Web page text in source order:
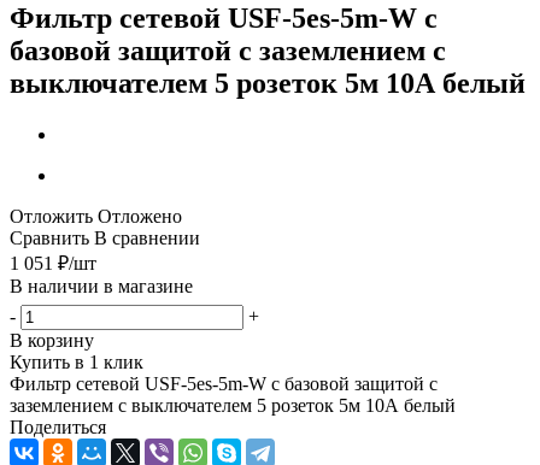
Фильтр сетевой USF-5es-5m-W с
базовой защитой с заземлением с
выключателем 5 розеток 5м 10А белый
Отложить Отложено
Сравнить В сравнении
1 051 ₽/шт
В наличии в магазине
-
+
В корзину
Купить в 1 клик
Фильтр сетевой USF-5es-5m-W с базовой защитой с
заземлением с выключателем 5 розеток 5м 10А белый
Поделиться